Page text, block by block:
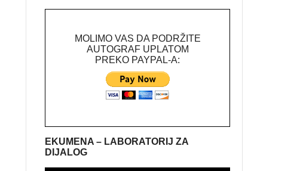
MOLIMO VAS DA PODRŽITE
AUTOGRAF UPLATOM
PREKO PAYPAL-A:
EKUMENA – LABORATORIJ ZA
DIJALOG